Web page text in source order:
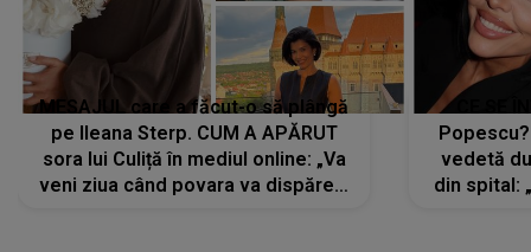
MESAJUL care a făcut-o să plângă
pe Ileana Sterp. CUM A APĂRUT
sora lui Culiță în mediul online: „Va
veni ziua când povara va dispărea,
vedetă
din spital: